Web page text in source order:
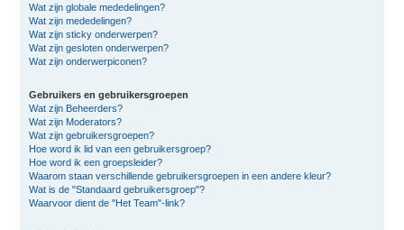
Wat zijn globale mededelingen?
Wat zijn mededelingen?
Wat zijn sticky onderwerpen?
Wat zijn gesloten onderwerpen?
Wat zijn onderwerpiconen?
Gebruikers en gebruikersgroepen
Wat zijn Beheerders?
Wat zijn Moderators?
Wat zijn gebruikersgroepen?
Hoe word ik lid van een gebruikersgroep?
Hoe word ik een groepsleider?
Waarom staan verschillende gebruikersgroepen in een andere kleur?
Wat is de "Standaard gebruikersgroep"?
Waarvoor dient de "Het Team"-link?